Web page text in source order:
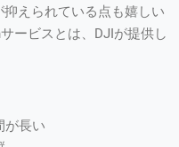
えられている点も嬉しい
ービスとは、DJIが提供し
が長い